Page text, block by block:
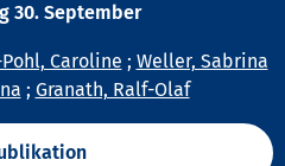
30. September
Caroline ; Weller, Sabrina
; Granath, Ralf-Olaf